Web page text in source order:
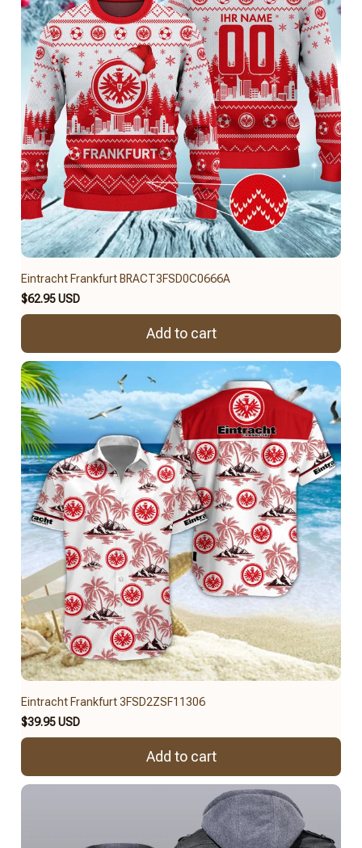
Eintracht Frankfurt BRACT3FSD0C0666A
$62.95 USD
Add to cart
Eintracht Frankfurt 3FSD2ZSF11306
$39.95 USD
Add to cart